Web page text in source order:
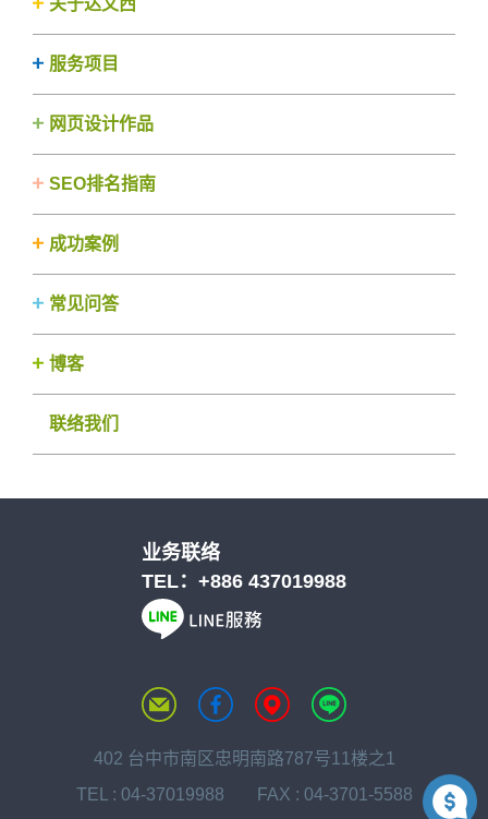
关于达文西
服务项目
网页设计作品
SEO排名指南
成功案例
常见问答
博客
联络我们
业务联络
TEL： +886 437019988
402 台中市南区忠明南路787号11楼之1
TEL : 04-37019988 FAX : 04-3701-5588